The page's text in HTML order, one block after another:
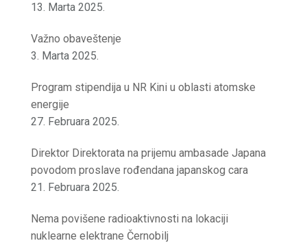
13. Marta 2025.
Važno obaveštenje
3. Marta 2025.
Program stipendija u NR Kini u oblasti atomske
energije
27. Februara 2025.
Direktor Direktorata na prijemu ambasade Japana
povodom proslave rođendana japanskog cara
21. Februara 2025.
Nema povišene radioaktivnosti na lokaciji
nuklearne elektrane Černobilj